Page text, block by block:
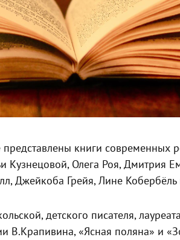
книги современных
Кузнецовой, Олега Роя, Дмитрия
Джейкоба Грейя, Лине Кобербёль
детского писателя,
В.Крапивина, «Ясная поляна» и